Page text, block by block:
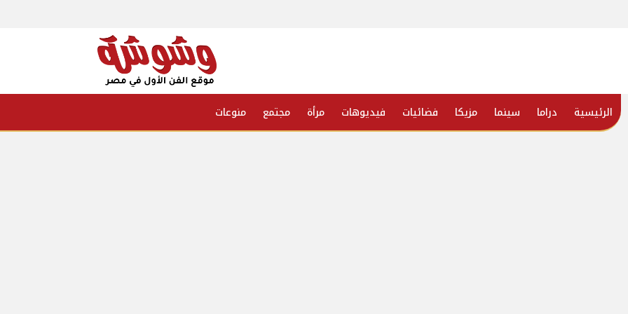
الرئيسية دراما سينما مزيكا فضائيات فيديوهات مرأة مجتمع منوعات